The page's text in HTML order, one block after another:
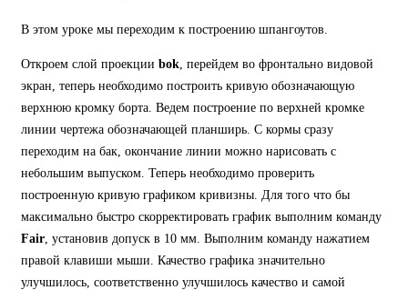
В этом уроке мы переходим к построению шпангоутов.
Откроем слой проекции bok , перейдем во фронтально видовой
экран, теперь необходимо построить кривую обозначающую
верхнюю кромку борта. Ведем построение по верхней кромке
линии чертежа обозначающей планширь. С кормы сразу
переходим на бак, окончание линии можно нарисовать с
небольшим выпуском. Теперь необходимо проверить
построенную кривую графиком кривизны. Для того что бы
максимально быстро скорректировать график выполним команду
Fair , установив допуск в 10 мм. Выполним команду нажатием
правой клавиши мыши. Качество графика значительно
улучшилось, соответственно улучшилось качество и самой